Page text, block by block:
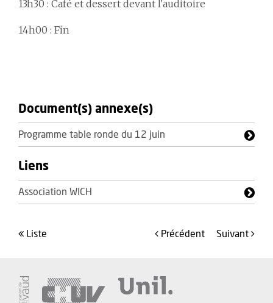
13h30 : Café et dessert devant l'auditoire
14h00 : Fin
Document(s) annexe(s)
Programme table ronde du 12 juin
Liens
Association WICH
liste précédent suivant